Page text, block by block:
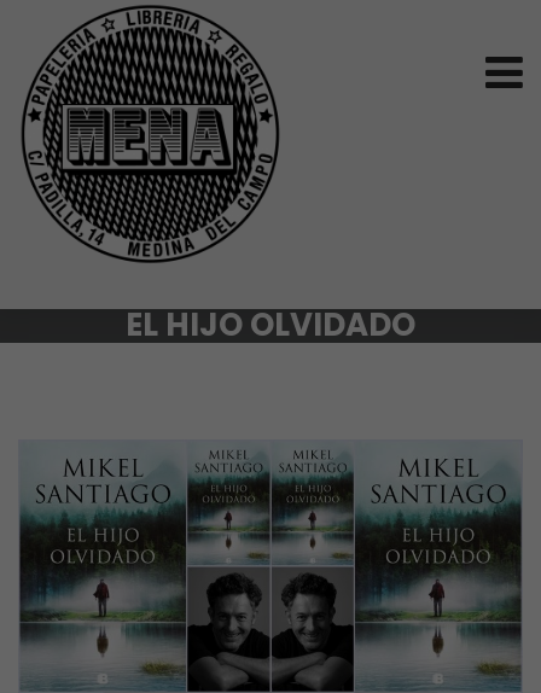
EL HIJO OLVIDADO